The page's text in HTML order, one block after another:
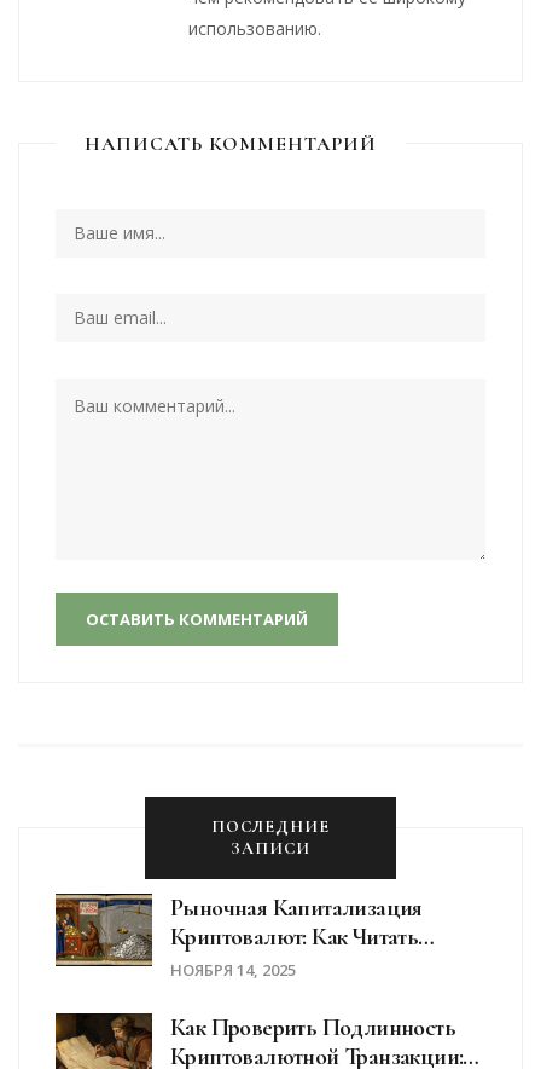
использованию.
НАПИСАТЬ КОММЕНТАРИЙ
ОСТАВИТЬ КОММЕНТАРИЙ
ПОСЛЕДНИЕ
ЗАПИСИ
Рыночная Капитализация
Криптовалют: Как Читать
Рейтинги CoinMarketCap
НОЯБРЯ 14, 2025
Как Проверить Подлинность
Криптовалютной Транзакции: